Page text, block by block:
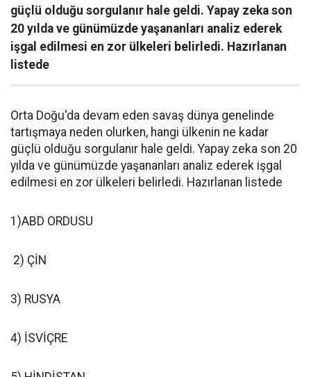
güçlü olduğu sorgulanır hale geldi. Yapay zeka son
20 yılda ve günümüzde yaşananları analiz ederek
işgal edilmesi en zor ülkeleri belirledi. Hazırlanan
listede
Orta Doğu'da devam eden savaş dünya genelinde
tartışmaya neden olurken, hangi ülkenin ne kadar
güçlü olduğu sorgulanır hale geldi. Yapay zeka son 20
yılda ve günümüzde yaşananları analiz ederek işgal
edilmesi en zor ülkeleri belirledi. Hazırlanan listede
1)ABD ORDUSU
2) ÇİN
3) RUSYA
4) İSVİÇRE